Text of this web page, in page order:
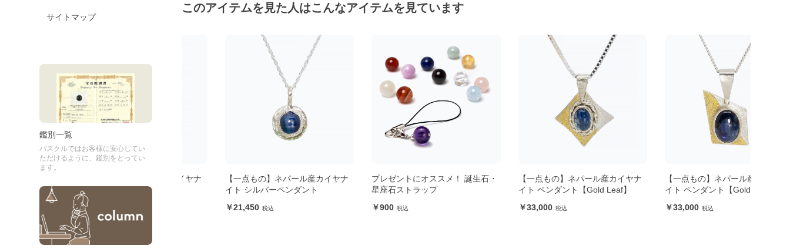
サイトマップ
鑑別一覧
パスクルではお客様に安心してい
ただけるように、鑑別をとってい
ます。
このアイテムを見た人はこんなアイテムを見ています
イト ペンダント【Leaf】
【一点もの】ネパール産カイヤナ
イト シルバーペンダント
プレゼントにオススメ！ 誕生石・
星座石ストラップ
【一点もの】ネパール産カイヤナ
イト ペンダント【Gold Leaf】
【一点もの】ネパール産カイヤナ
イト ペンダント【Gold Leaf】